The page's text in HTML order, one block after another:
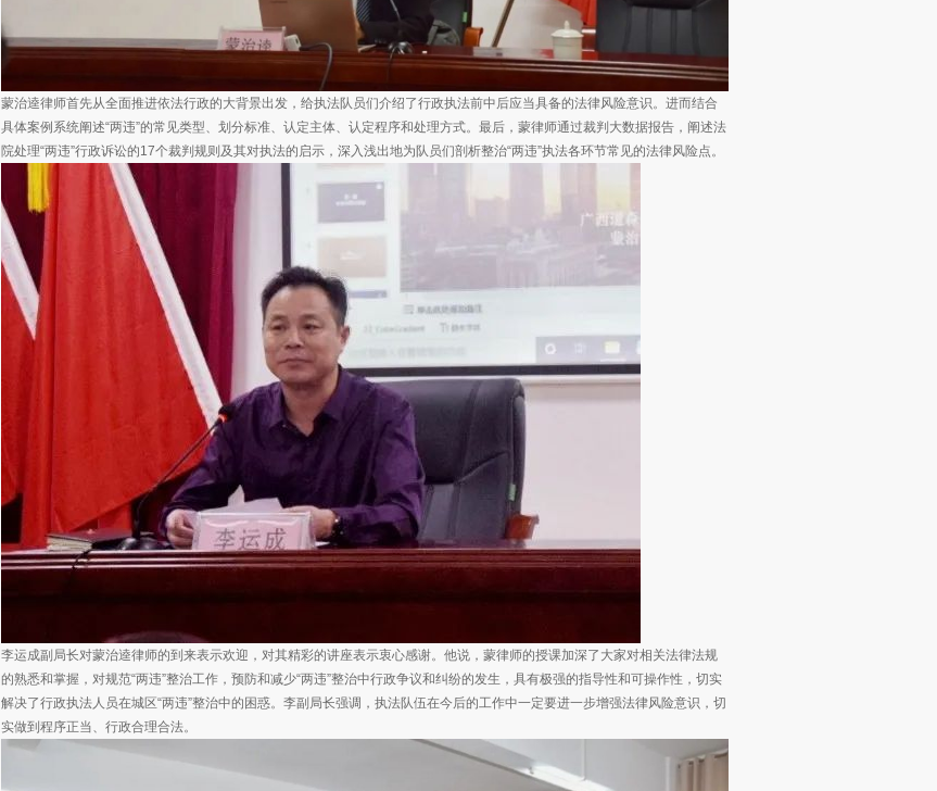
蒙治逵律师首先从全面推进依法行政的大背景出发，给执法队员们介绍了行政执法前中后应当具备的法律风险意识。进而结合
具体案例系统阐述“两违”的常见类型、划分标准、认定主体、认定程序和处理方式。最后，蒙律师通过裁判大数据报告，阐述法
院处理“两违”行政诉讼的17个裁判规则及其对执法的启示，深入浅出地为队员们剖析整治“两违”执法各环节常见的法律风险点。
李运成副局长对蒙治逵律师的到来表示欢迎，对其精彩的讲座表示衷心感谢。他说，蒙律师的授课加深了大家对相关法律法规
的熟悉和掌握，对规范“两违”整治工作，预防和减少“两违”整治中行政争议和纠纷的发生，具有极强的指导性和可操作性，切实
解决了行政执法人员在城区“两违”整治中的困惑。李副局长强调，执法队伍在今后的工作中一定要进一步增强法律风险意识，切
实做到程序正当、行政合理合法。